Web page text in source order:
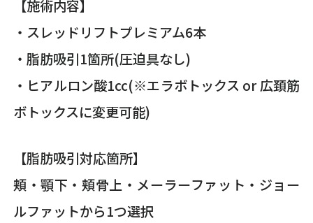
【施術内容】
・スレッドリフトプレミアム6本
・脂肪吸引1箇所(圧迫具なし)
・ヒアルロン酸1cc(※エラボトックス or 広頚筋
ボトックスに変更可能)
【脂肪吸引対応箇所】
頬・顎下・頬骨上・メーラーファット・ジョー
ルファットから1つ選択